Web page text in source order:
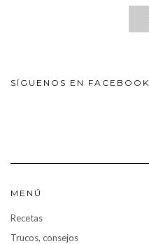
SÍGUENOS EN FACEBOOK
MENÚ
Recetas
Trucos, consejos